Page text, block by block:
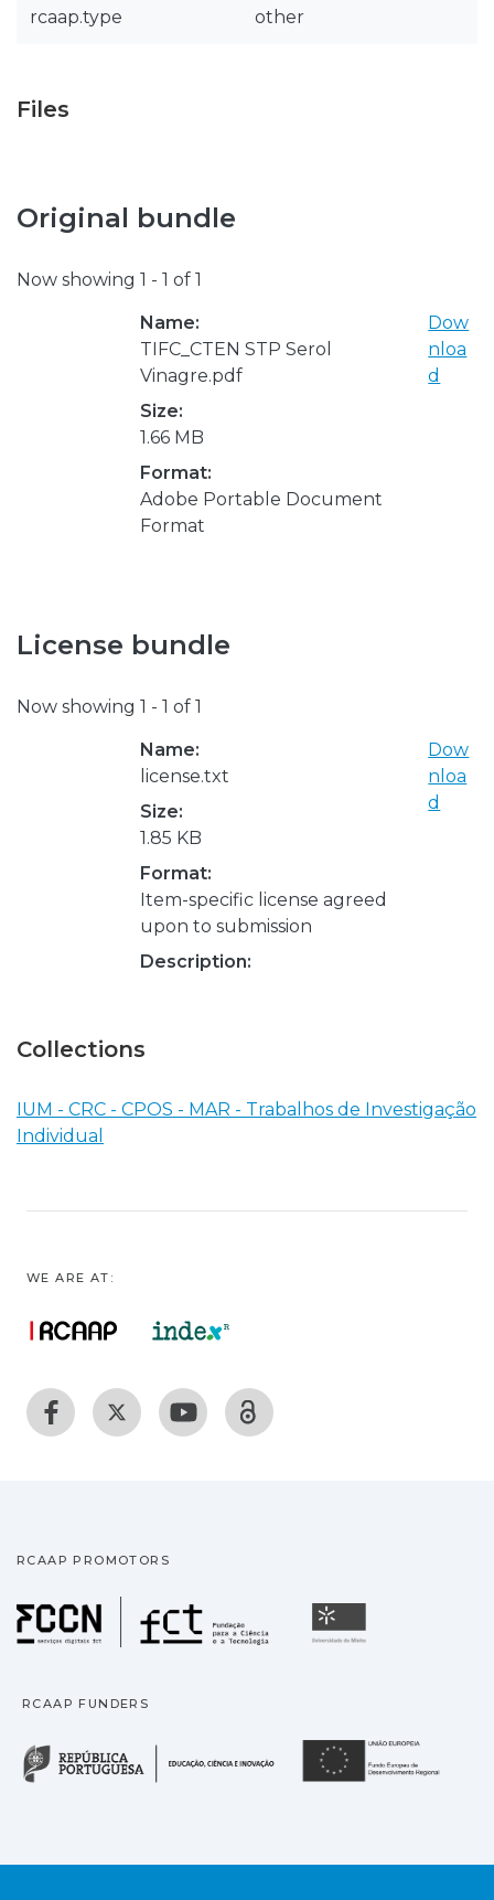
rcaap.type other
Files
Original bundle
Now showing 1 - 1 of 1
Name:
TIFC_CTEN STP Serol
Vinagre.pdf
Size:
1.66 MB
Format:
Adobe Portable Document
Format
Dow
nloa
d
License bundle
Now showing 1 - 1 of 1
Name:
license.txt
Size:
1.85 KB
Format:
Item-specific license agreed
upon to submission
Description:
Dow
nloa
d
Collections
IUM - CRC - CPOS - MAR - Trabalhos de Investigação
Individual
WE ARE AT:
RCAAP PROMOTORS
Fundação para a
RCAAP FUNDERS
República Portuguesa